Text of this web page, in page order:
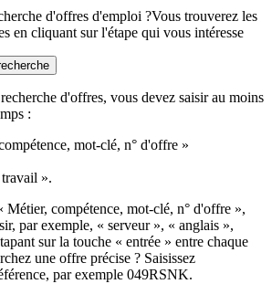
d'offres d'emploi ?Vous trouverez les
en cliquant sur l'étape qui vous intéresse
d'offres, vous devez saisir au moins
:
mot-clé, n° d'offre »
».
Métier, compétence, mot-clé, n° d'offre »,
par exemple, « serveur », « anglais »,
sur la touche « entrée » entre chaque
une offre précise ? Saisissez
par exemple 049RSNK.